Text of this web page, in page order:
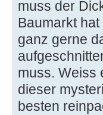
muss der
Baumarkt
ganz gerne
muss. Weiss
dieser
besten